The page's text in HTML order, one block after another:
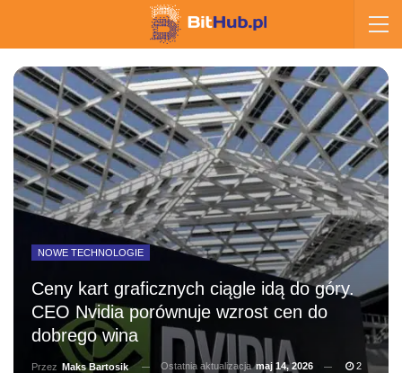
NOWE TECHNOLOGIE
Ceny kart graficznych ciągle idą do góry.
CEO Nvidia porównuje wzrost cen do
dobrego wina
Przez Maks Bartosik Ostatnia aktualizacjamaj 14, 2026
2